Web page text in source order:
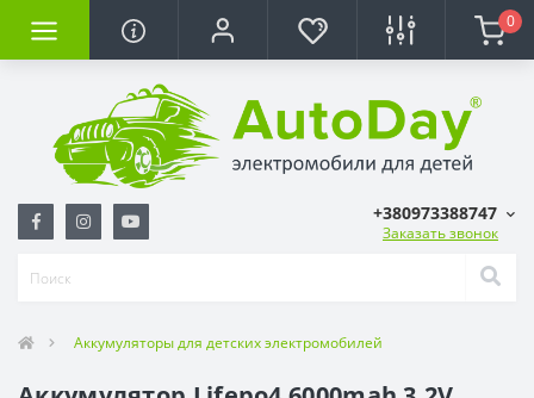
0
+380973388747
Заказать звонок
Аккумуляторы для детских электромобилей